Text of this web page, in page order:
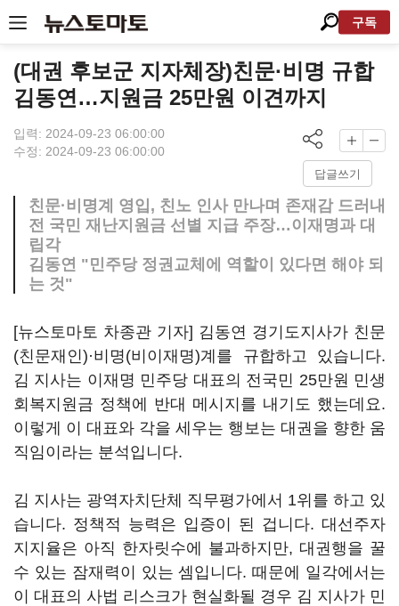
구독
(대권 후보군 지자체장)친문·비명 규합
김동연…지원금 25만원 이견까지
입력: 2024-09-23 06:00:00
수정: 2024-09-23 06:00:00
답글쓰기
친문·비명계 영입, 친노 인사 만나며 존재감 드러내
전 국민 재난지원금 선별 지급 주장…이재명과 대
립각
김동연 "민주당 정권교체에 역할이 있다면 해야 되
는 것"
[뉴스토마토 차종관 기자] 김동연 경기도지사가 친문
(친문재인)·비명(비이재명)계를 규합하고 있습니다.
김 지사는 이재명 민주당 대표의 전국민 25만원 민생
회복지원금 정책에 반대 메시지를 내기도 했는데요.
이렇게 이 대표와 각을 세우는 행보는 대권을 향한 움
직임이라는 분석입니다.
김 지사는 광역자치단체 직무평가에서 1위를 하고 있
습니다. 정책적 능력은 입증이 된 겁니다. 대선주자
지지율은 아직 한자릿수에 불과하지만, 대권행을 꿀
수 있는 잠재력이 있는 셈입니다. 때문에 일각에서는
이 대표의 사법 리스크가 현실화될 경우 김 지사가 민